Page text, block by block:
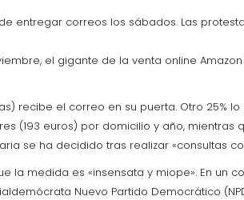
entregar correos los sábados. Las
el gigante de la venta online
recibe el correo en su puerta. Otro 25%
(193 euros) por domicilio y año,
se ha decidido tras realizar «consultas
medida es «insensata y miope». En un
Nuevo Partido Democrático